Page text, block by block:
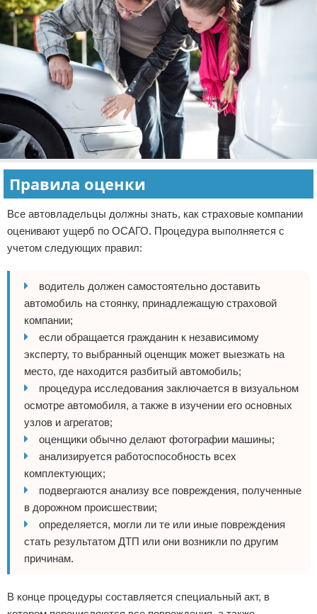
Правила оценки
Все автовладельцы должны знать, как страховые компании
оценивают ущерб по ОСАГО. Процедура выполняется с
учетом следующих правил:
водитель должен самостоятельно доставить
автомобиль на стоянку, принадлежащую страховой
компании;
если обращается гражданин к независимому
эксперту, то выбранный оценщик может выезжать на
место, где находится разбитый автомобиль;
процедура исследования заключается в визуальном
осмотре автомобиля, а также в изучении его основных
узлов и агрегатов;
оценщики обычно делают фотографии машины;
анализируется работоспособность всех
комплектующих;
подвергаются анализу все повреждения, полученные
в дорожном происшествии;
определяется, могли ли те или иные повреждения
стать результатом ДТП или они возникли по другим
причинам.
В конце процедуры составляется специальный акт, в